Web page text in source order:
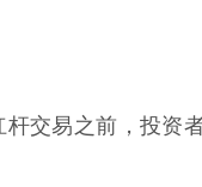
交易之前，投资